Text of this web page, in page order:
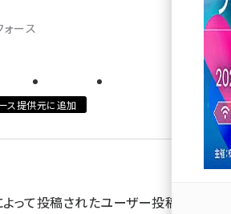
ォース
ス提供元に追加
って投稿されたユーザー投稿のた